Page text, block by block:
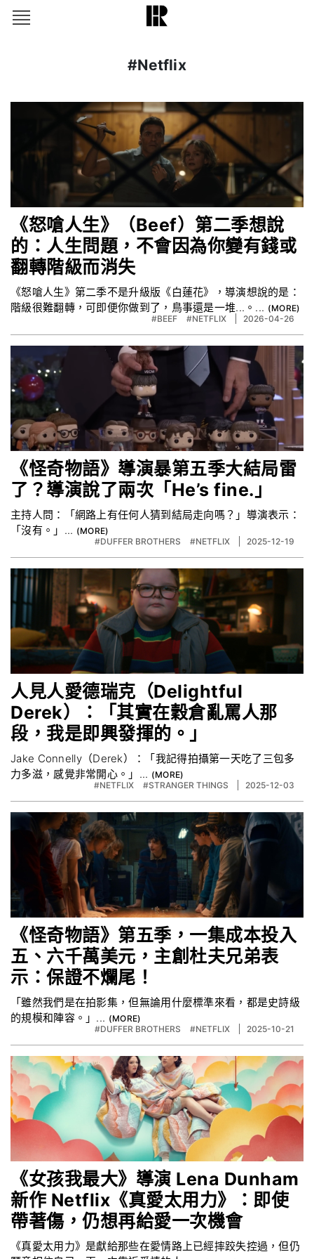
#Netflix
《怒嗆人生》（Beef）第二季想說
的：人生問題，不會因為你變有錢或
翻轉階級而消失
《怒嗆人生》第二季不是升級版《白蓮花》，導演想說的是：
階級很難翻轉，可即便你做到了，鳥事還是一堆...。...
#BEEF #NETFLIX 2026-04-26
《怪奇物語》導演暴第五季大結局雷
了？導演說了兩次「He’s fine.」
主持人問：「網路上有任何人猜到結局走向嗎？」導演表示：
「沒有。」...
#DUFFER BROTHERS #NETFLIX 2025-12-19
人見人愛德瑞克（Delightful
Derek）：「其實在穀倉亂罵人那
段，我是即興發揮的。」
Jake Connelly（Derek）：「我記得拍攝第一天吃了三包多
力多滋，感覺非常開心。」...
#NETFLIX #STRANGER THINGS 2025-12-03
《怪奇物語》第五季，一集成本投入
五、六千萬美元，主創杜夫兄弟表
示：保證不爛尾！
「雖然我們是在拍影集，但無論用什麼標準來看，都是史詩級
的規模和陣容。」...
#DUFFER BROTHERS #NETFLIX 2025-10-21
《女孩我最大》導演 Lena Dunham
新作 Netflix《真愛太用力》：即使
帶著傷，仍想再給愛一次機會
《真愛太用力》是獻給那些在愛情路上已經摔跤失控過，但仍